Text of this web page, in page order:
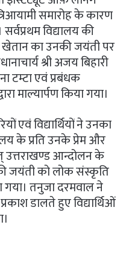
समारोह के कारण
विद्यालय की
खेतान का उनकी जयंती पर
श्री अजय बिहारी
टम्टा एवं प्रबंधक
माल्यार्पण किया गया।
एवं विद्यार्थियों ने उनका
के प्रति उनके प्रेम और
उत्तराखण्ड आन्दोलन के
की जयंती को लोक संस्कृति
तनुजा दरमवाल ने
डालते हुए विद्यार्थिओं